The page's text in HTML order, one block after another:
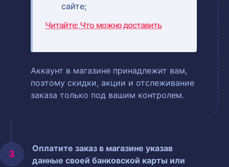
сайте;
Читайте: Что можно доставить
Аккаунт в магазине принадлежит вам,
поэтому скидки, акции и отслеживание
заказа только под вашим контролем.
Оплатите заказ в магазине указав
данные своей банковской карты или